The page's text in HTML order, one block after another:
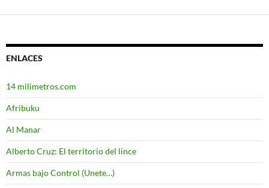
ENLACES
14 milimetros.com
Afribuku
Al Manar
Alberto Cruz: El territorio del lince
Armas bajo Control (Unete…)